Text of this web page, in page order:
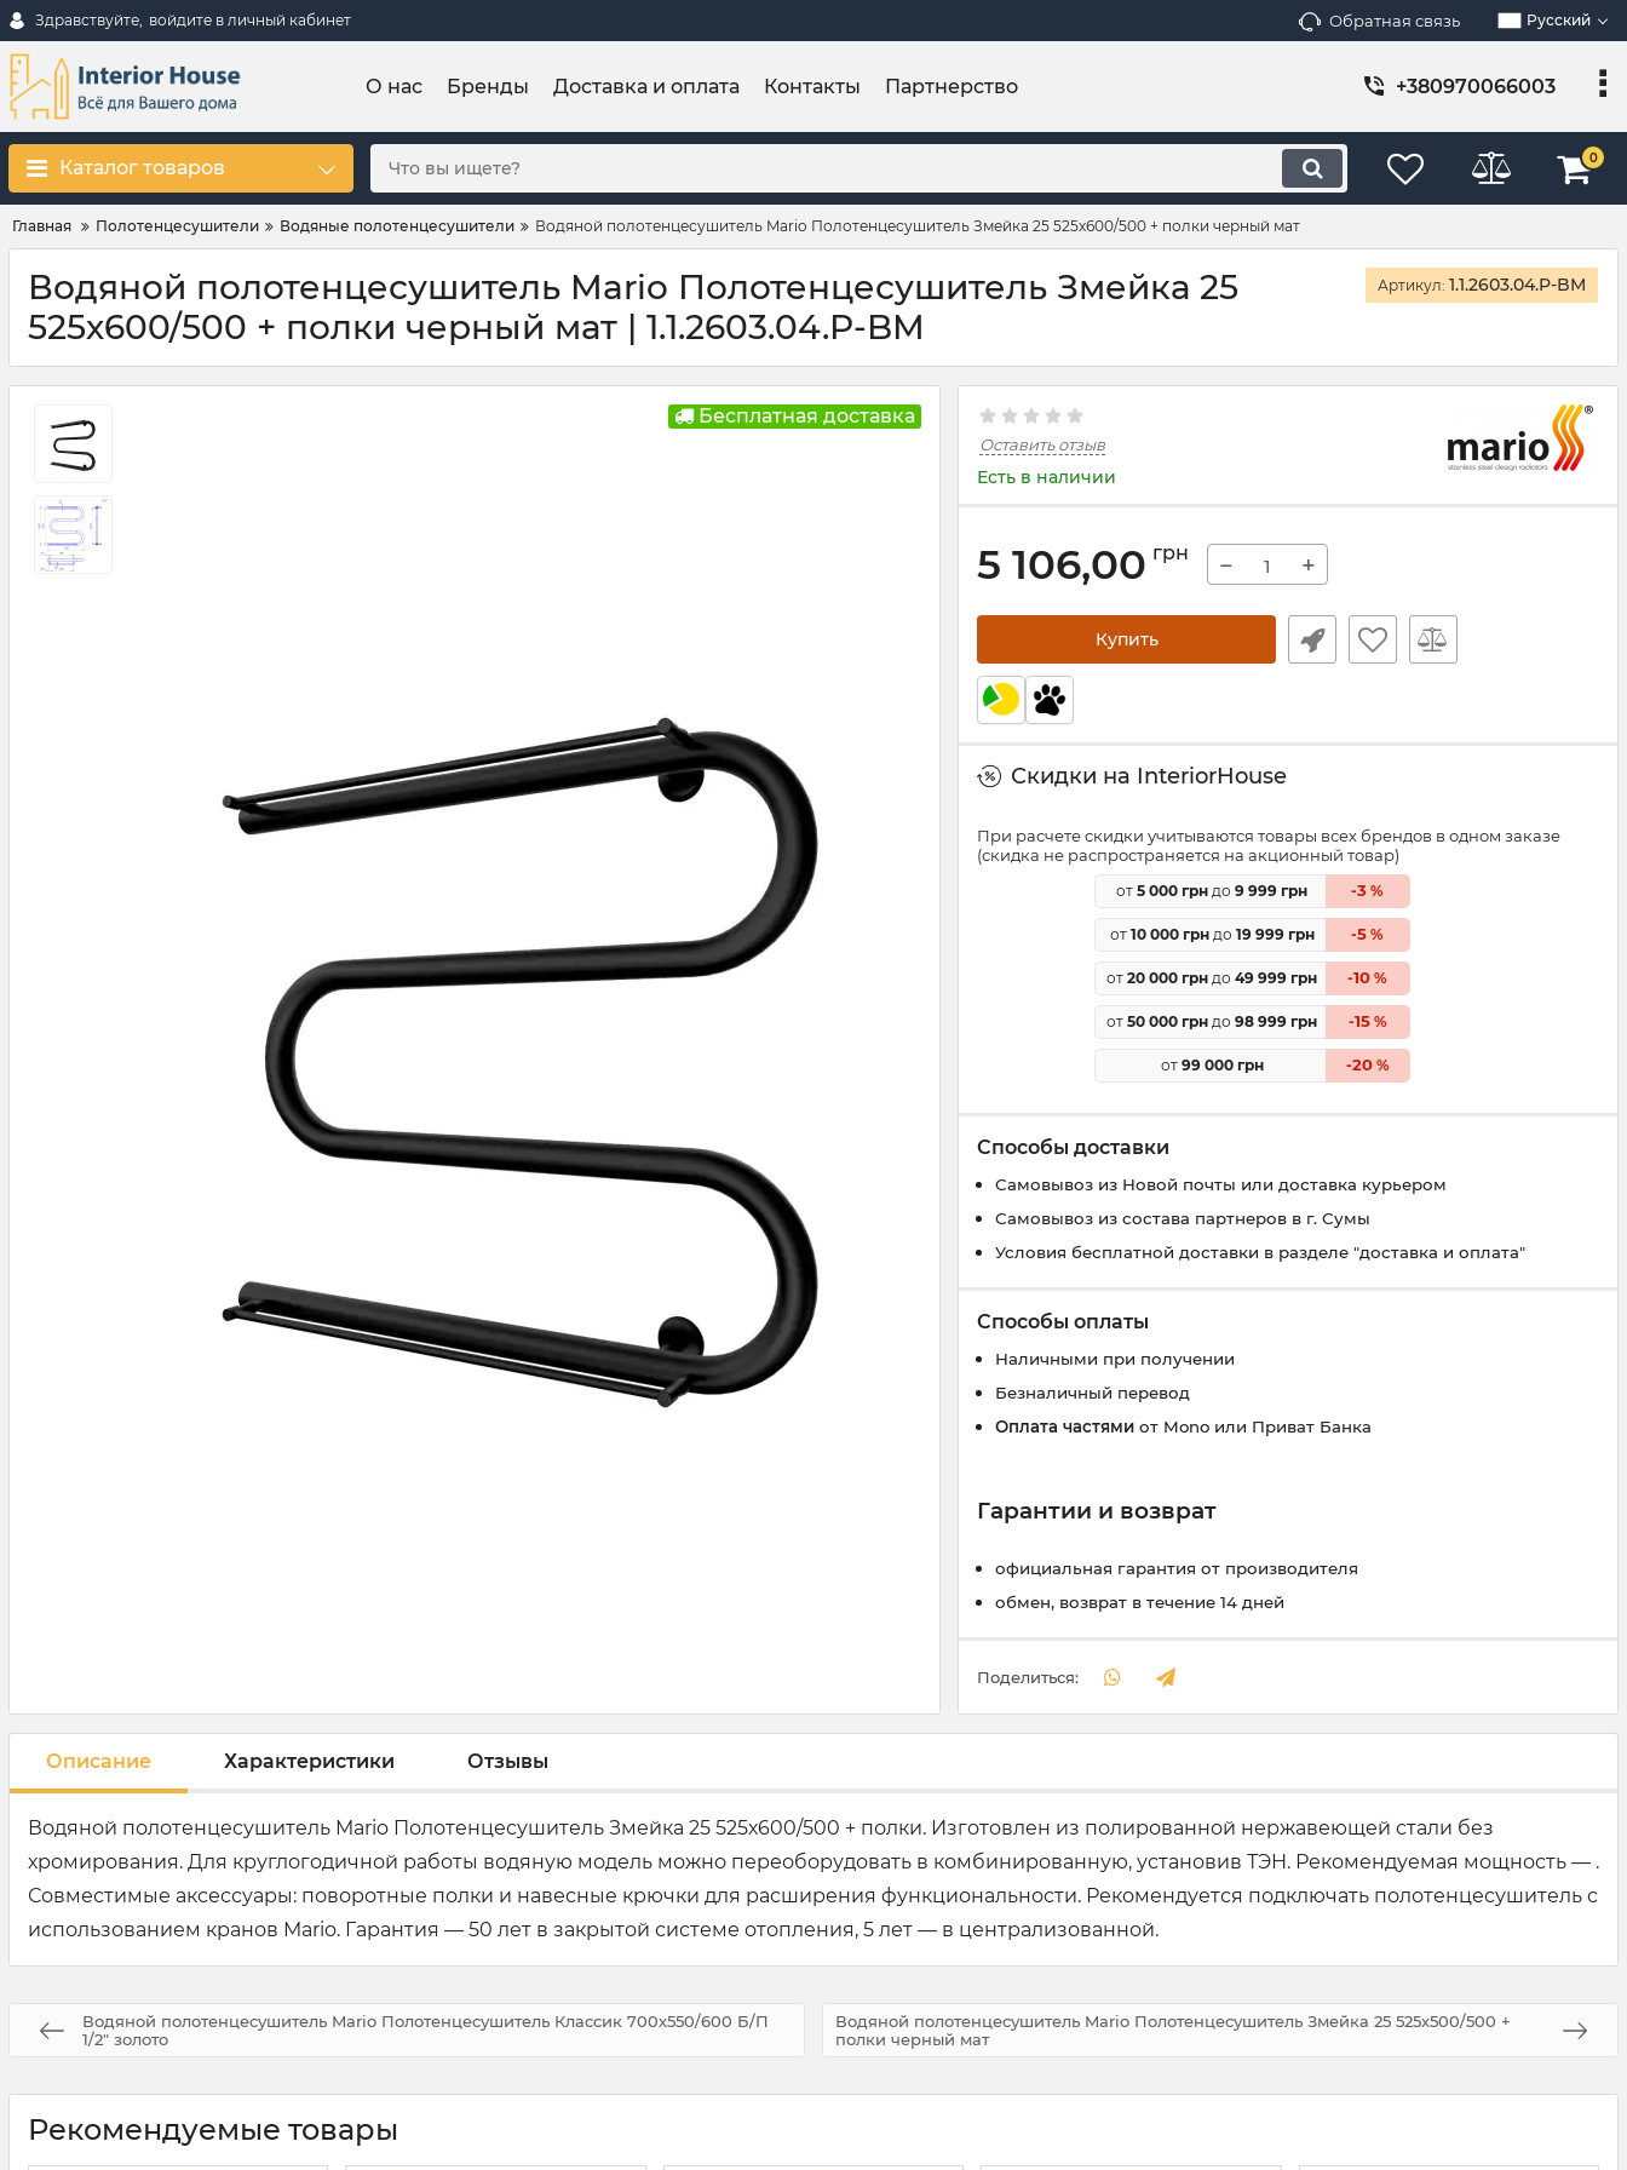
Здравствуйте, войдите в личный кабинет Обратная связь Русский
О нас Бренды Доставка и оплата Контакты Партнерство +380970066003
Каталог товаров 0
Главная Полотенцесушители Водяные полотенцесушители Водяной полотенцесушитель Mario Полотенцесушитель Змейка 25 525х600/500 + полки черный мат
Водяной полотенцесушитель Mario Полотенцесушитель Змейка 25
525х600/500 + полки черный мат | 1.1.2603.04.P-BM
Артикул: 1.1.2603.04.P-BM
Бесплатная доставка
Оставить отзыв
Есть в наличии
5 106,00 грн − +
Купить
Скидки на InteriorHouse
При расчете скидки учитываются товары всех брендов в одном заказе
(скидка не распространяется на акционный товар)
от 5 000 грн до 9 999 грн -3 %
от 10 000 грндо 19 999 грн -5 %
от 20 000 грн до 49 999 грн -10 %
от 50 000 грн до 98 999 грн -15%
от 99 000 грн -20%
Способы доставки
Самовывоз из Новой почты или доставка курьером
Самовывоз из состава партнеров в г. Сумы
Условия бесплатной доставки в разделе "доставка и оплата"
Способы оплаты
Наличными при получении
Безналичный перевод
Оплата частями от Mono или Приват Банка
Гарантии и возврат
официальная гарантия от производителя
обмен, возврат в течение 14 дней
Поделиться:
Описание Характеристики Отзывы
Водяной полотенцесушитель Mario Полотенцесушитель Змейка 25 525х600/500 + полки. Изготовлен из полированной нержавеющей стали без
хромирования. Для круглогодичной работы водяную модель можно переоборудовать в комбинированную, установив ТЭН. Рекомендуемая мощность — .
Совместимые аксессуары: поворотные полки и навесные крючки для расширения функциональности. Рекомендуется подключать полотенцесушитель с
использованием кранов Mario. Гарантия — 50 лет в закрытой системе отопления, 5 лет — в централизованной.
Водяной полотенцесушитель Mario Полотенцесушитель Классик 700х550/600 Б/П
1/2" золото
Водяной полотенцесушитель Mario Полотенцесушитель Змейка 25 525х500/500 +
полки черный мат
Рекомендуемые товары